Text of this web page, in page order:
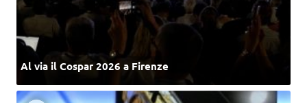
Al via il Cospar 2026 a Firenze